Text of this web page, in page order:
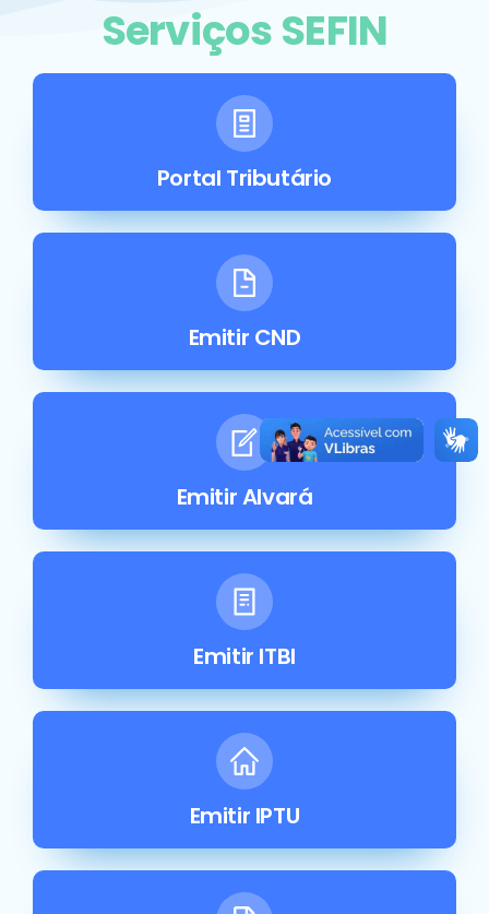
Serviços SEFIN
Portal Tributário
Emitir CND
Emitir Alvará
Emitir ITBI
Emitir IPTU